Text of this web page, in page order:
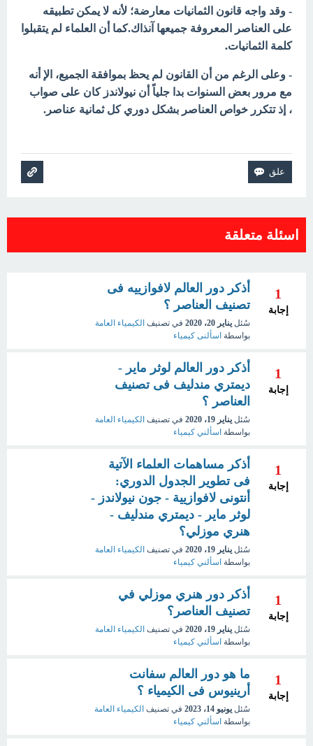
- وقد واجه قانون الثمانيات معارضة؛ لأنه لا يمكن تطبيقه
على العناصر المعروفة جميعها آنذاك.كما أن العلماء لم يتقبلوا
كلمة الثمانيات.
- وعلى الرغم من أن القانون لم يحظ بموافقة الجميع، الإ أنه
مع مرور بعض السنوات بدا جلياً أن نيولاندز كان على صواب
، إذ تتكرر خواص العناصر بشكل دوري كل ثمانية عناصر.
اسئلة متعلقة
1
إجابة
أذكر دور العالم لافوازييه فى
تصنيف العناصر ؟
سُئل يناير 20، 2020 في تصنيف الكيمياء العامة
بواسطة اسألنى كيمياء
1
إجابة
أذكر دور العالم لوثر ماير -
ديمتري مندليف فى تصنيف
العناصر ؟
سُئل يناير 19، 2020 في تصنيف الكيمياء العامة
بواسطة اسألني كيمياء
1
إجابة
أذكر مساهمات العلماء الآتية
فى تطوير الجدول الدوري:
أنتونى لافوازيية - جون نيولاندز -
لوثر ماير - ديمتري مندليف -
هنري موزلي؟
سُئل يناير 19، 2020 في تصنيف الكيمياء العامة
بواسطة اسألني كيمياء
1
إجابة
أذكر دور هنري موزلي في
تصنيف العناصر؟
سُئل يناير 19، 2020 في تصنيف الكيمياء العامة
بواسطة اسألني كيمياء
1
إجابة
ما هو دور العالم سفانت
أرينيوس فى الكيمياء ؟
سُئل يونيو 14، 2023 في تصنيف الكيمياء العامة
بواسطة اسألني كيمياء